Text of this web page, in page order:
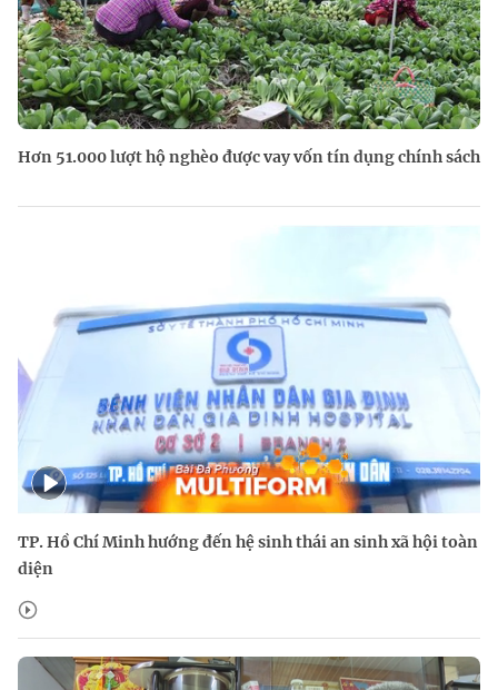
Hơn 51.000 lượt hộ nghèo được vay vốn tín dụng chính sách
TP. Hồ Chí Minh hướng đến hệ sinh thái an sinh xã hội toàn
diện